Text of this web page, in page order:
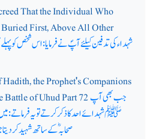
That the Individual Who
First, Above All Other
شہداء کی تدفین کیلئے آپؐ نے فرمایا: اس شخص کو پہلے
the Prophet's Companions
of Uhud Part 72جب بھی آپ
ﷺ شہدائے احد کا ذکر کرتے تو یہ فرماتے: میں
صحابہؓ کے ساتھ شہید